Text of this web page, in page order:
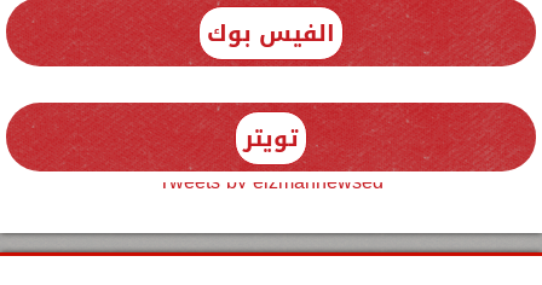
الفيس بوك
تويتر
Tweets by elzmannewseg